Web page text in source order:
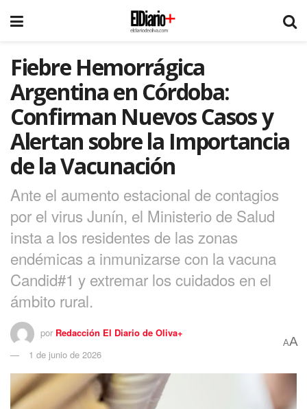
Fiebre Hemorrágica
Argentina en Córdoba:
Confirman Nuevos Casos y
Alertan sobre la Importancia
de la Vacunación
Ante el aumento estacional de contagios
por el virus Junín, el Ministerio de Salud
insta a los residentes de las zonas
endémicas a inmunizarse con la vacuna
Candid#1 y extremar los cuidados en el
ámbito rural.
por Redacción El Diario de Oliva+
1 de junio de 2026
AA